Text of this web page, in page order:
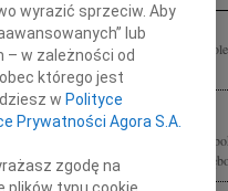
Rodzinie składamy szczere
zawsze jest przedwczesna" Z
Wajdy Wyrazy szczerego i
wyrazić sprzeciw. Aby
lub
w zależności od
którego jest
w Polityce
Prywatności Agora S.A.
zgodę na